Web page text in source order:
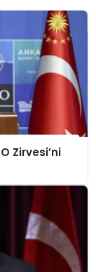
Zirvesi’ni